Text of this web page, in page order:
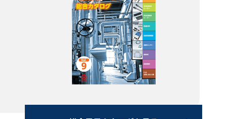
凍結防止ヒーター YSL型
カタログダウンロード
チューブヒーター SRX型
カタログダウンロード